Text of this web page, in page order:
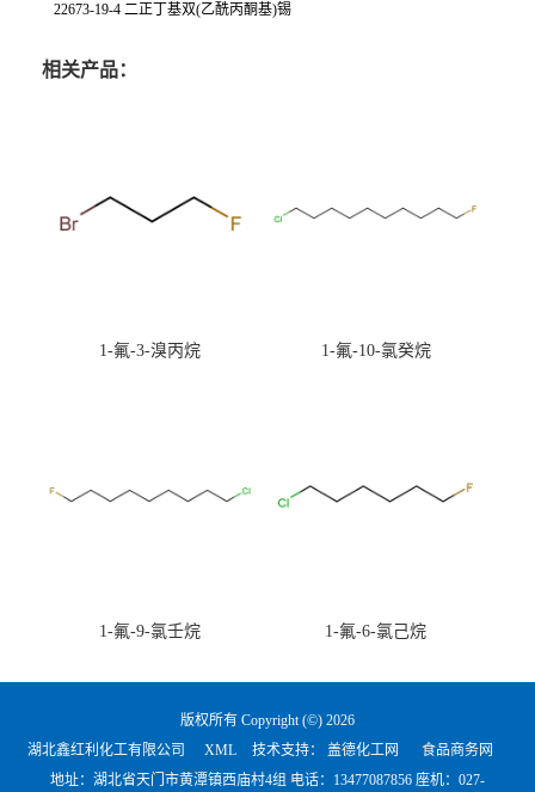
22673-19-4 二正丁基双(乙酰丙酮基)锡
相关产品：
1-氟-3-溴丙烷 1-氟-10-氯癸烷
1-氟-9-氯壬烷 1-氟-6-氯己烷
版权所有 Copyright (©) 2026
湖北鑫红利化工有限公司
XML 技术支持： 盖德化工网
食品商务网
地址：湖北省天门市黄潭镇西庙村4组 电话： 13477087856 座机：027-